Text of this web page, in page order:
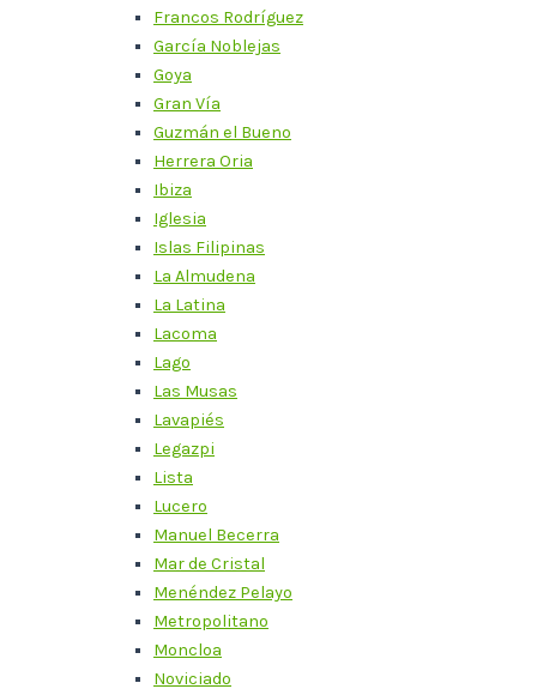
Francos Rodríguez
García Noblejas
Goya
Gran Vía
Guzmán el Bueno
Herrera Oria
Ibiza
Iglesia
Islas Filipinas
La Almudena
La Latina
Lacoma
Lago
Las Musas
Lavapiés
Legazpi
Lista
Lucero
Manuel Becerra
Mar de Cristal
Menéndez Pelayo
Metropolitano
Moncloa
Noviciado